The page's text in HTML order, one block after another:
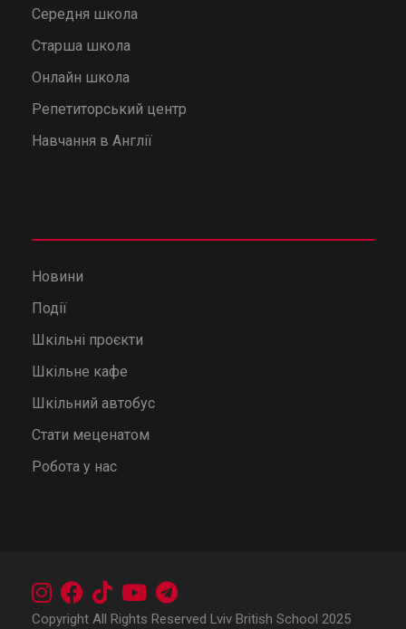
Середня школа
Старша школа
Онлайн школа
Репетиторський центр
Навчання в Англії
Новини
Події
Шкільні проєкти
Шкільне кафе
Шкільний автобус
Стати меценатом
Робота у нас
Copyright All Rights Reserved Lviv British School 2025